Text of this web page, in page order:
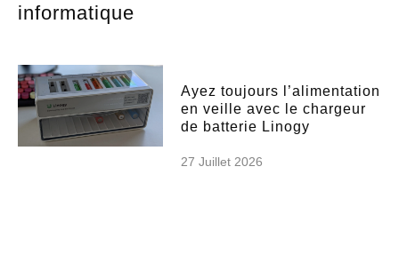
informatique
Ayez toujours l’alimentation
en veille avec le chargeur
de batterie Linogy
27 Juillet 2026